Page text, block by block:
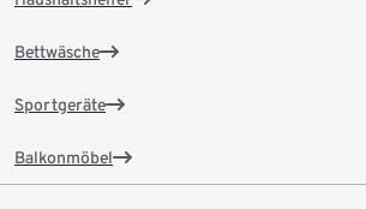
Bettwäsche
Sportgeräte
Balkonmöbel